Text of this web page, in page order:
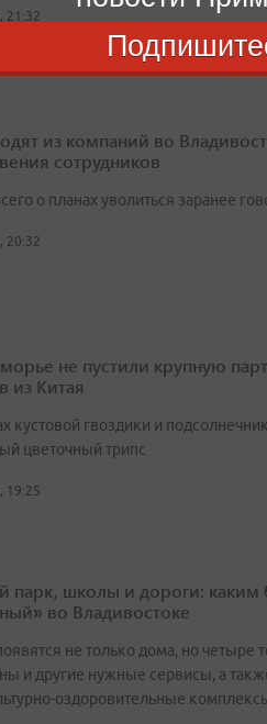
21:32
из компаний во
сотрудников
о планах уволиться заранее
20:32
не пустили крупную
из Китая
кустовой гвоздики и
цветочный трипс
19:25
парк, школы и дороги: каким
во Владивостоке
не только дома, но четыре
и другие нужные сервисы, а
оздоровительные